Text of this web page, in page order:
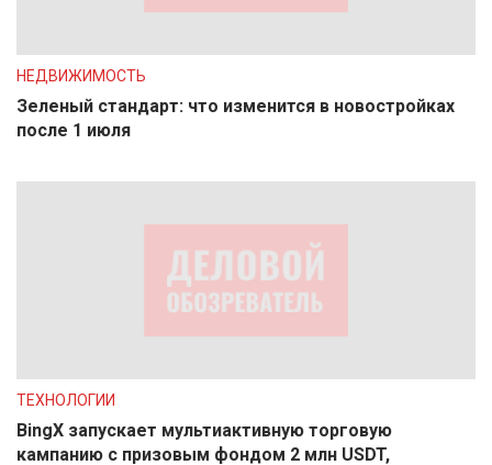
НЕДВИЖИМОСТЬ
Зеленый стандарт: что изменится в новостройках
после 1 июля
ТЕХНОЛОГИИ
BingX запускает мультиактивную торговую
кампанию с призовым фондом 2 млн USDT,